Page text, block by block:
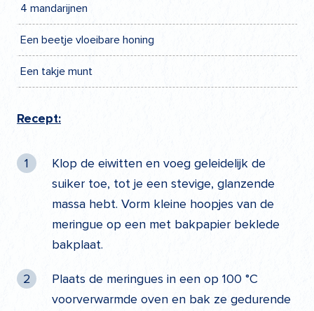
4 mandarijnen
Een beetje vloeibare honing
Een takje munt
Recept:
Klop de eiwitten en voeg geleidelijk de
suiker toe, tot je een stevige, glanzende
massa hebt. Vorm kleine hoopjes van de
meringue op een met bakpapier beklede
bakplaat.
Plaats de meringues in een op 100 °C
voorverwarmde oven en bak ze gedurende